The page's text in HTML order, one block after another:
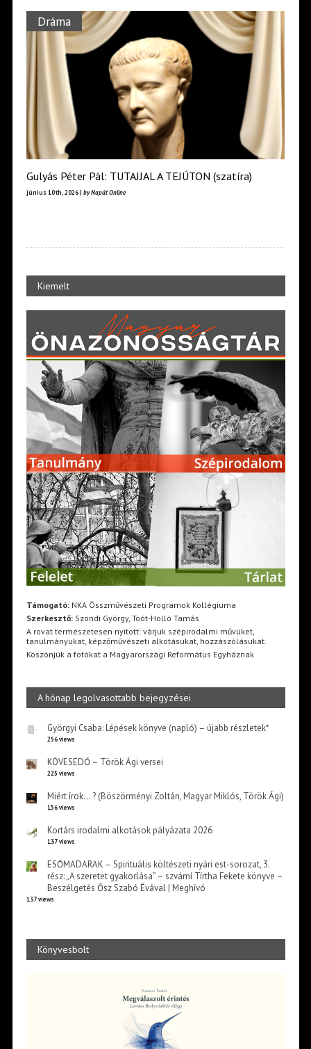
Dráma
Gulyás Péter Pál: TUTAJJAL A TEJÚTON (szatíra)
június 10th, 2026 | by Napút Online
Kiemelt
Támogató:NKA Összművészeti Programok Kollégiuma
Szerkesztő:Szondi György, Toót-Holló Tamás
A rovat természetesen nyitott: várjuk szépirodalmi művüket,
tanulmányukat, képzőművészeti alkotásukat, hozzászólásukat.
Köszönjük a fotókat a Magyarországi Református Egyháznak
A hónap legolvasottabb bejegyzései
Györgyi Csaba: Lépések könyve (napló) – újabb részletek*
256 views
KÖVESEDŐ – Török Ági versei
225 views
Miért írok… ? (Böszörményi Zoltán, Magyar Miklós, Török Ági)
156 views
Kortárs irodalmi alkotások pályázata 2026
137 views
ESŐMADARAK – Spirituális költészeti nyári est-sorozat, 3.
rész: „A szeretet gyakorlása” – szvámí Tírtha Fekete könyve –
Beszélgetés Ősz Szabó Évával | Meghívó
137 views
Könyvesbolt